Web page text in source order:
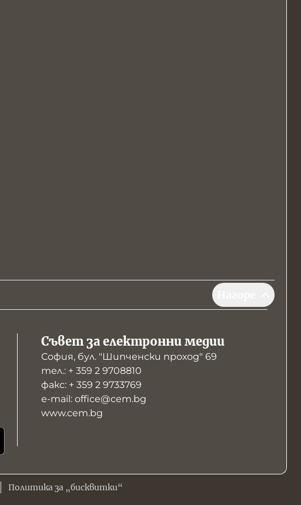
Съвет за електронни медии
София, бул. "Шипченски проход" 69
тел.: + 359 2 9708810
факс: + 359 2 9733769
е-mail: office@cem.bg
www.cem.bg
Политика за „бисквитки“